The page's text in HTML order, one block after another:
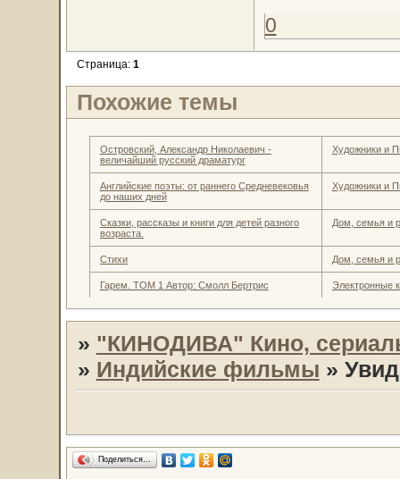
0
Страница: 1
Похожие темы
Островский, Александр Николаевич -
величайший русский драматург
Художники и
Английские поэты: от раннего Средневековья
до наших дней
Художники и
Сказки, рассказы и книги для детей разного
возраста.
Дом, семья и
Стихи Дом, семья и
Гарем. ТОМ 1 Автор: Смолл Бертрис Электронные
» "КИНОДИВА" Кино,
» Индийские фильмы »
Поделиться…